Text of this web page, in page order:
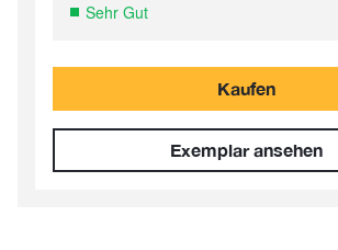
Sehr Gut
Kaufen
Exemplar ansehen